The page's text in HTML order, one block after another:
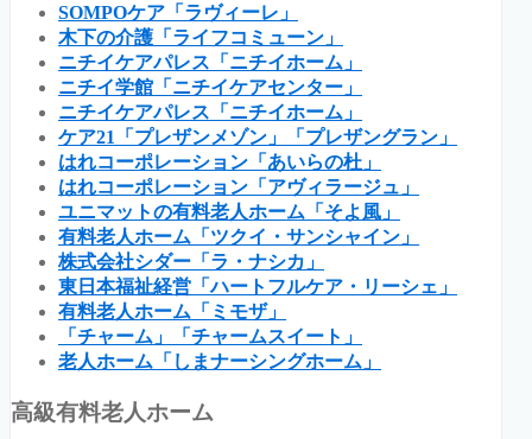
SOMPOケア「ラヴィーレ」
木下の介護「ライフコミューン」
ニチイケアパレス「ニチイホーム」
ニチイ学館「ニチイケアセンター」
ニチイケアパレス「ニチイホーム」
ケア21「プレザンメゾン」「プレザングラン」
はれコーポレーション「あいらの杜」
はれコーポレーション「アヴィラージュ」
ユニマットの有料老人ホーム「そよ風」
有料老人ホーム「ツクイ・サンシャイン」
株式会社シダー「ラ・ナシカ」
東日本福祉経営「ハートフルケア・リーシェ」
有料老人ホーム「ミモザ」
「チャーム」「チャームスイート」
老人ホーム「しまナーシングホーム」
高級有料老人ホーム